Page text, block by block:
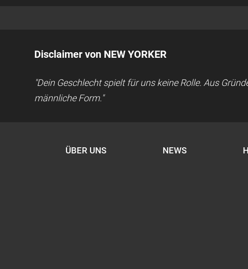
Disclaimer von NEW YORKER
"Dein Geschlecht spielt für uns keine Rolle. Aus
männliche Form."
ÜBER UNS NEWS